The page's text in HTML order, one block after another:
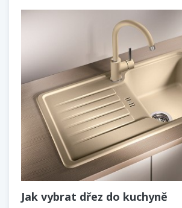
Jak vybrat dřez do kuchyně